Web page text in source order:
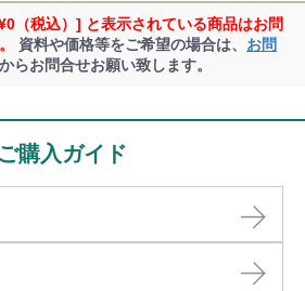
（税込）] と表示されている商品はお問
資料や価格等をご希望の場合は、 お問
からお問合せお願い致します。
ご購入ガイド